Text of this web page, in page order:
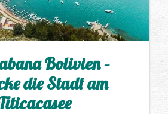
Bolivien –
die Stadt am